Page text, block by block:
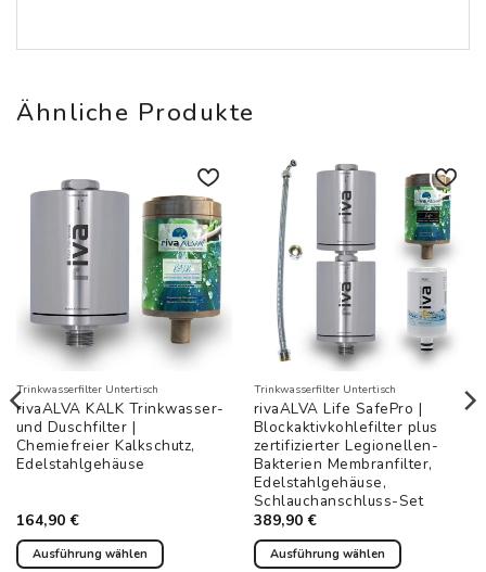
Ähnliche Produkte
Auf die
Wunschliste
Trinkwasserfilter Untertisch
rivaALVA KALK Trinkwasser-
und Duschfilter |
Chemiefreier Kalkschutz,
Edelstahlgehäuse
164,90€
Ausführung wählen
Auf die
Wunschliste
Trinkwasserfilter Untertisch
rivaALVA Life SafePro |
Blockaktivkohlefilter plus
zertifizierter Legionellen-
Bakterien Membranfilter,
Edelstahlgehäuse,
Schlauchanschluss-Set
389,90€
Ausführung wählen